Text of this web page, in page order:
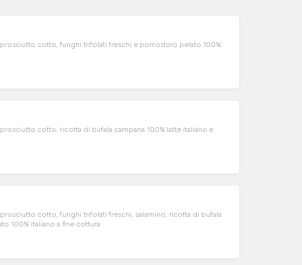
prosciutto cotto, funghi trifolati freschi e pomodoro pelato 100%
cotto, ricotta di bufala campana 100% latte italiano e
prosciutto cotto, funghi trifolati freschi, salamino, ricotta di bufala
100% italiano a fine cottura